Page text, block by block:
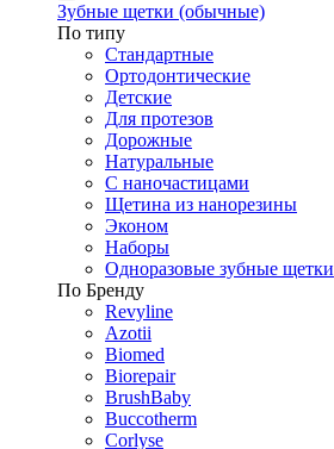
Зубные щетки (обычные)
По типу
Стандартные
Ортодонтические
Детские
Для протезов
Дорожные
Натуральные
С наночастицами
Щетина из нанорезины
Эконом
Наборы
Одноразовые зубные щетки
По Бренду
Revyline
Azotii
Biomed
Biorepair
BrushBaby
Buccotherm
Corlyse